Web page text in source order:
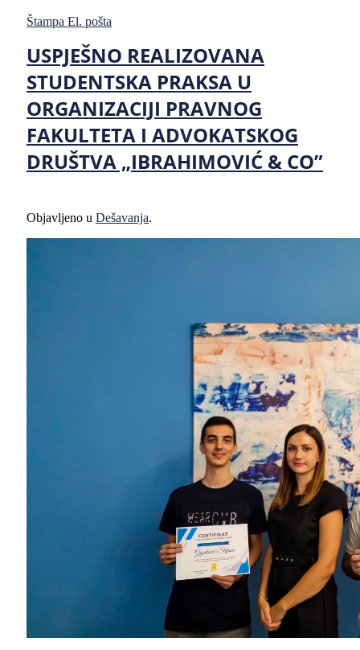
Štampa El. pošta
USPJEŠNO REALIZOVANA
STUDENTSKA PRAKSA U
ORGANIZACIJI PRAVNOG
FAKULTETA I ADVOKATSKOG
DRUŠTVA „IBRAHIMOVIĆ & CO”
Objavljeno u Dešavanja.